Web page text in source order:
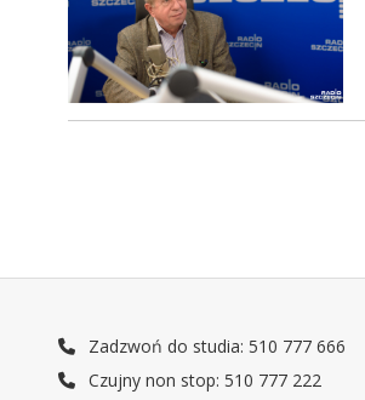
Zadzwoń do studia: 510 777 666
Czujny non stop: 510 777 222